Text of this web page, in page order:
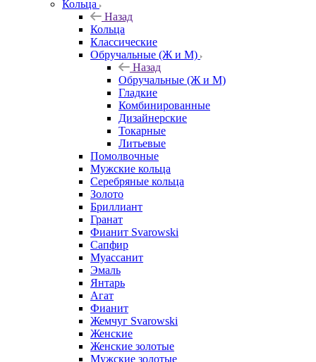
Кольца
Назад
Кольца
Классические
Обручальные (Ж и М)
Назад
Обручальные (Ж и М)
Гладкие
Комбинированные
Дизайнерские
Токарные
Литьевые
Помолвочные
Мужские кольца
Серебряные кольца
Золото
Бриллиант
Гранат
Фианит Svarowski
Сапфир
Муассанит
Эмаль
Янтарь
Агат
Фианит
Жемчуг Svarowski
Женские
Женские золотые
Мужские золотые